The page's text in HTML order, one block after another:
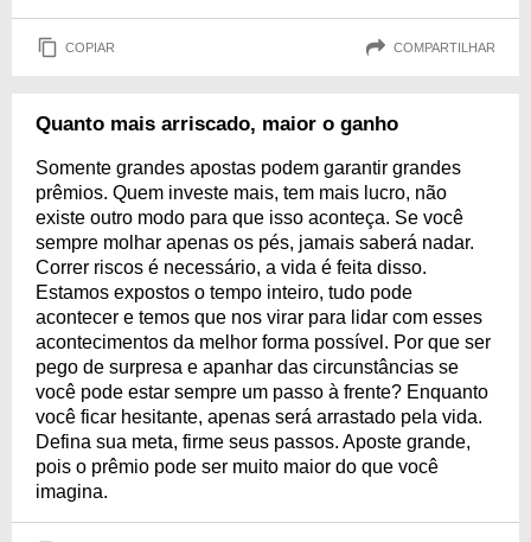
COPIAR COMPARTILHAR
Quanto mais arriscado, maior o ganho
Somente grandes apostas podem garantir grandes
prêmios. Quem investe mais, tem mais lucro, não
existe outro modo para que isso aconteça. Se você
sempre molhar apenas os pés, jamais saberá nadar.
Correr riscos é necessário, a vida é feita disso.
Estamos expostos o tempo inteiro, tudo pode
acontecer e temos que nos virar para lidar com esses
acontecimentos da melhor forma possível. Por que ser
pego de surpresa e apanhar das circunstâncias se
você pode estar sempre um passo à frente? Enquanto
você ficar hesitante, apenas será arrastado pela vida.
Defina sua meta, firme seus passos. Aposte grande,
pois o prêmio pode ser muito maior do que você
imagina.